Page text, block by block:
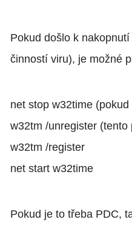
Pokud došlo k
činností viru), je možné
net stop w32time
w32tm /unregister
w32tm /register
net start w32time
Pokud je to třeba PDC,